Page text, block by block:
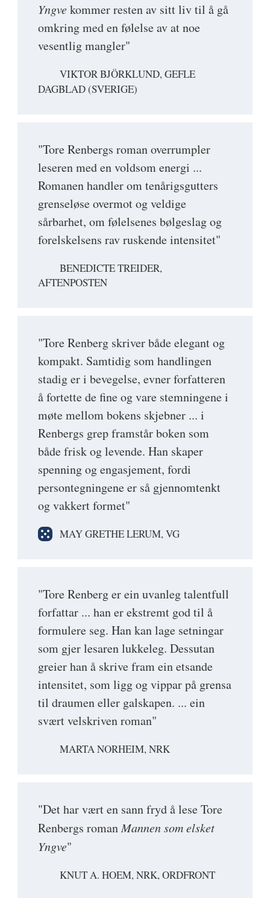
Yngvekommer resten av sitt liv til å gå
omkring med en følelse av at noe
vesentlig mangler"
VIKTOR BJÖRKLUND, GEFLE
DAGBLAD (SVERIGE)
"Tore Renbergs roman overrumpler
leseren med en voldsom energi ...
Romanen handler om tenårigsgutters
grenseløse overmot og veldige
sårbarhet, om følelsenes bølgeslag og
forelskelsens rav ruskende intensitet"
BENEDICTE TREIDER,
AFTENPOSTEN
"Tore Renberg skriver både elegant og
kompakt. Samtidig som handlingen
stadig er i bevegelse, evner forfatteren
å fortette de fine og vare stemningene i
møte mellom bokens skjebner ... i
Renbergs grep framstår boken som
både frisk og levende. Han skaper
spenning og engasjement, fordi
persontegningene er så gjennomtenkt
og vakkert formet"
MAY GRETHE LERUM, VG
"Tore Renberg er ein uvanleg talentfull
forfattar ... han er ekstremt god til å
formulere seg. Han kan lage setningar
som gjer lesaren lukkeleg. Dessutan
greier han å skrive fram ein etsande
intensitet, som ligg og vippar på grensa
til draumen eller galskapen. ... ein
svært velskriven roman"
MARTA NORHEIM, NRK
"Det har vært en sann fryd å lese Tore
Renbergs romanMannen som elsket
Yngve"
KNUT A. HOEM, NRK, ORDFRONT